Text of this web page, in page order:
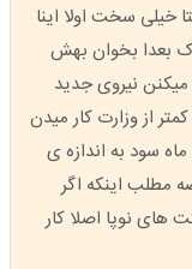
سخت اولا اینا
بعدا بخوان بهش
نیروی جدید
از وزارت کار میدن
سود به اندازه ی
مطلب اینکه اگر
های نوپا اصلا کار